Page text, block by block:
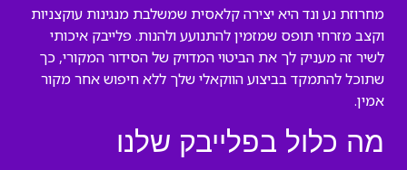
מחרוזת נע ונד היא יצירה קלאסית שמשלבת מנגינות עוקצניות
וקצב מזרחי תופס שמזמין להתנועע ולהנות. פלייבק איכותי
לשיר זה מעניק לך את הביטוי המדויק של הסידור המקורי, כך
שתוכל להתמקד בביצוע הווקאלי שלך ללא חיפוש אחר מקור
אמין.
מה כלול בפלייבק שלנו